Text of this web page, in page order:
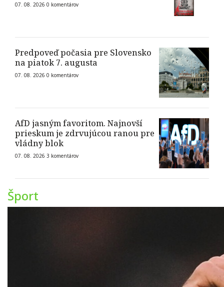
07. 08. 2026 0 komentárov
Predpoveď počasia pre Slovensko
na piatok 7. augusta
07. 08. 2026 0 komentárov
AfD jasným favoritom. Najnovší
prieskum je zdrvujúcou ranou pre
vládny blok
07. 08. 2026 3 komentárov
Šport